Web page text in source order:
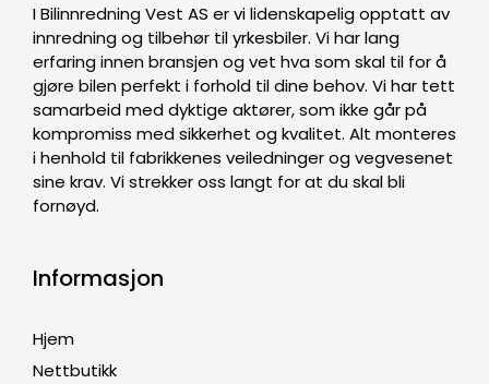
I Bilinnredning Vest AS er vi lidenskapelig opptatt av
innredning og tilbehør til yrkesbiler. Vi har lang
erfaring innen bransjen og vet hva som skal til for å
gjøre bilen perfekt i forhold til dine behov. Vi har tett
samarbeid med dyktige aktører, som ikke går på
kompromiss med sikkerhet og kvalitet. Alt monteres
i henhold til fabrikkenes veiledninger og vegvesenet
sine krav. Vi strekker oss langt for at du skal bli
fornøyd.
Informasjon
Hjem
Nettbutikk